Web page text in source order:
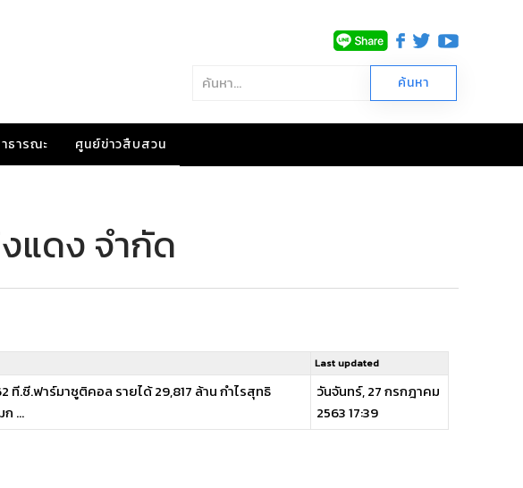
ธารณะ ศูนย์ข่าวสืบสวน
แดง จำกัด
Last updated
.ซี.ฟาร์มาซูติคอล รายได้ 29,817 ล้าน กำไรสุทธิ
...
วันจันทร์, 27 กรกฎาคม
2563 17:39